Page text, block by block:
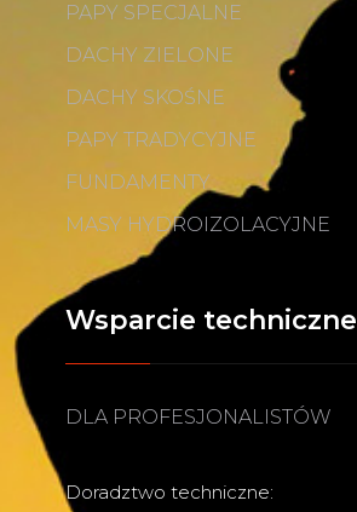
PAPY SPECJALNE
DACHY ZIELONE
DACHY SKOŚNE
PAPY TRADYCYJNE
FUNDAMENTY
MASY HYDROIZOLACYJNE
Wsparcie techniczne
DLA PROFESJONALISTÓW
Doradztwo techniczne: